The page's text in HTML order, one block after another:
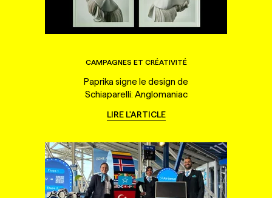
CAMPAGNES ET CRÉATIVITÉ
Paprika signe le design de
Schiaparelli: Anglomaniac
LIRE L'ARTICLE